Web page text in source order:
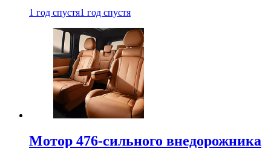
1 год спустя1 год спустя
Мотор 476-сильного внедорожника